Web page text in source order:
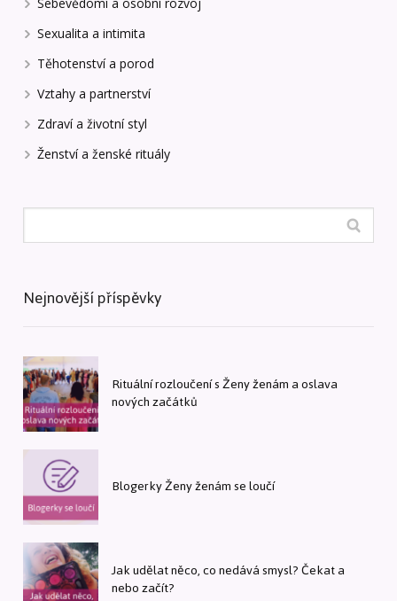
Sexualita a intimita
Těhotenství a porod
Vztahy a partnerství
Zdraví a životní styl
Ženství a ženské rituály
Nejnovější příspěvky
Rituální rozloučení s Ženy ženám a oslava
nových začátků
Blogerky Ženy ženám se loučí
Jak udělat něco, co nedává smysl? Čekat a
nebo začít?